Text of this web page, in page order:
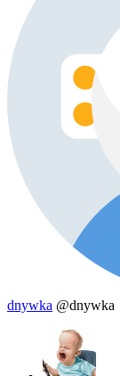
dnywka @dnywka